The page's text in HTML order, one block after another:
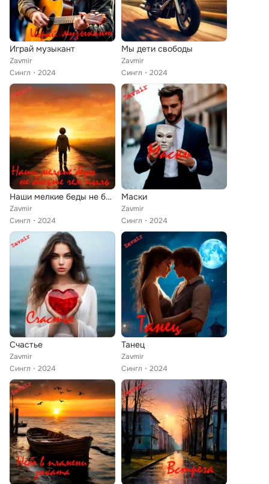
Играй музыкант
Zavmir
Сингл
2024
Мы дети свободы
Zavmir
Сингл
2024
Наши мелкие беды не больше чем пыль
Zavmir
Сингл
2024
Маски
Zavmir
Сингл
2024
Счастье
Zavmir
Сингл
2024
Танец
Zavmir
Сингл
2024